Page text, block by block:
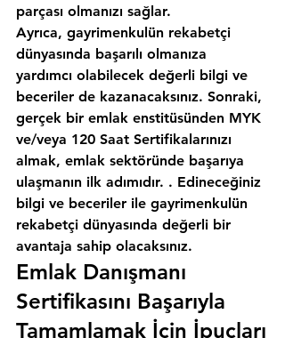
parçası olmanızı sağlar.
Ayrıca, gayrimenkulün rekabetçi
dünyasında başarılı olmanıza
yardımcı olabilecek değerli bilgi ve
beceriler de kazanacaksınız. Sonraki,
gerçek bir emlak enstitüsünden MYK
ve/veya 120 Saat Sertifikalarınızı
almak, emlak sektöründe başarıya
ulaşmanın ilk adımıdır. . Edineceğiniz
bilgi ve beceriler ile gayrimenkulün
rekabetçi dünyasında değerli bir
avantaja sahip olacaksınız.
Emlak Danışmanı
Sertifikasını Başarıyla
Tamamlamak İçin İpuçları